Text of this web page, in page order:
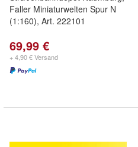
Faller Miniaturwelten Spur N
(1:160), Art. 222101
69,99 €
+ 4,90 € Versand